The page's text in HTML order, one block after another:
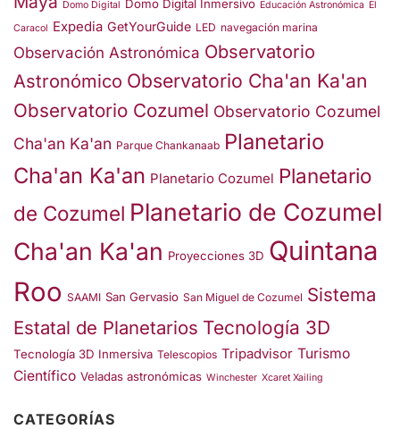
Domo Digital Domo Digital Inmersivo Educación Astronómica El
Caracol Expedia GetYourGuide LED navegación marina
Observación Astronómica Observatorio
Astronómico Observatorio Cha'an Ka'an
Observatorio Cozumel Observatorio Cozumel
Cha'an Ka'an Parque Chankanaab Planetario
Cha'an Ka'an Planetario Cozumel Planetario
de Cozumel Planetario de Cozumel
Cha'an Ka'an Proyecciones 3D Quintana
Roo SAAMI San Gervasio San Miguel de Cozumel Sistema
Estatal de Planetarios Tecnología 3D
Tecnología 3D Inmersiva Telescopios Tripadvisor Turismo
Científico Veladas astronómicas Winchester Xcaret Xailing
CATEGORÍAS